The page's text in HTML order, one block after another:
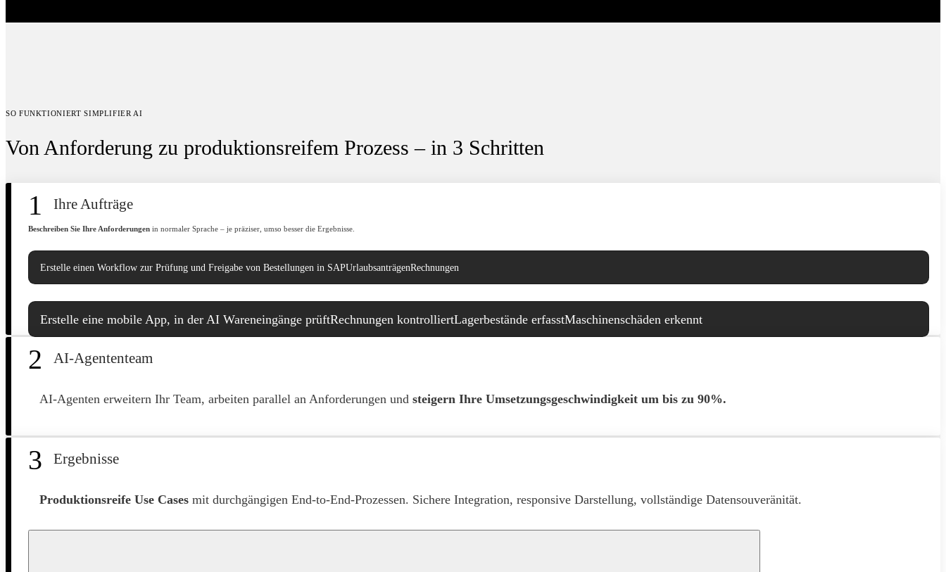
SO FUNKTIONIERT SIMPLIFIER AI
Von Anforderung zu produktionsreifem Prozess – in 3 Schritten
1 Ihre Aufträge
Beschreiben Sie Ihre Anforderungen in normaler Sprache – je präziser, umso besser die Ergebnisse.
Erstelle einen Workflow zur Prüfung und Freigabe von Bestellungen in SAPUrlaubsanträgenRechnungen
Erstelle eine mobile App, in der AI Wareneingänge prüftRechnungen kontrolliertLagerbestände erfasstMaschinenschäden erkennt
Ich benötige eine Lösung für
2 AI-Agententeam
AI-Agenten erweitern Ihr Team, arbeiten parallel an Anforderungen und steigern Ihre Umsetzungsgeschwindigkeit um bis zu 90%.
3 Ergebnisse
Produktionsreife Use Cases mit durchgängigen End-to-End-Prozessen. Sichere Integration, responsive Darstellung, vollständige Datensouveränität.